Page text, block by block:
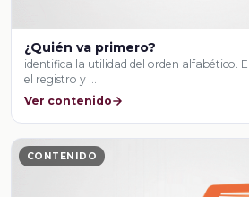
¿Quién va primero?
identifica la utilidad del orden alfabético.
el registro y …
Ver contenido
CONTENIDO